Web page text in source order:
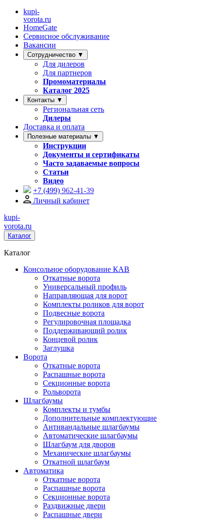
kupi-
vorota.ru
HomeGate
Сервисное обслуживание
Вакансии
Сотрудничество ▼
Для дилеров
Для партнеров
Промоматериалы
Каталог 2025
Контакты ▼
Региональная сеть
Дилеры
Доставка и оплата
Полезные материалы ▼
Инструкции
Документы и сертификаты
Часто задаваемые вопросы
Статьи
Видео
+7 (499) 962-41-39
Личный кабинет
kupi-
vorota.ru
Каталог
Каталог
Консольное оборудование КАВ
Откатные ворота
Универсальный профиль
Направляющая для ворот
Комплекты роликов для ворот
Подвесные ворота
Регулировочная площадка
Поддерживающий ролик
Концевой ролик
Заглушка
Ворота
Откатные ворота
Распашные ворота
Секционные ворота
Рольворота
Шлагбаумы
Комплекты и тумбы
Дополнительные комплектующие
Антивандальные шлагбаумы
Автоматические шлагбаумы
Шлагбаум для дворов
Механические шлагбаумы
Откатной шлагбаум
Автоматика
Откатные ворота
Распашные ворота
Секционные ворота
Раздвижные двери
Распашные двери